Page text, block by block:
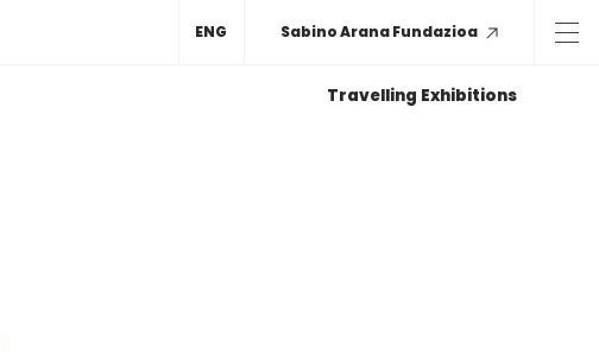
Travelling Exhibitions
ENG Sabino Arana Fundazioa